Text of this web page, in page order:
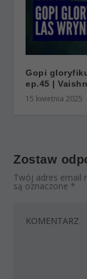
Gopi
ep.45 |
15 kwietnia 2025
Zostaw
Twój adres email
są oznaczone *